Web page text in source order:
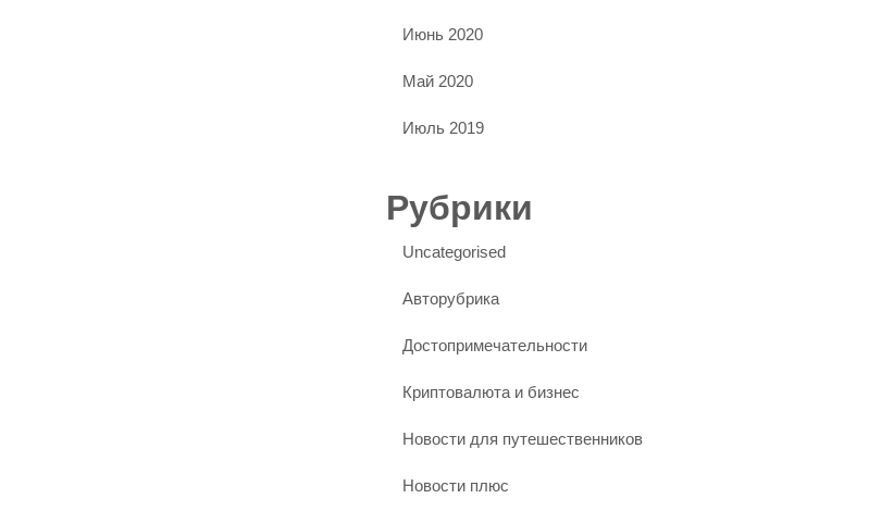
Июнь 2020
Май 2020
Июль 2019
Рубрики
Uncategorised
Авторубрика
Достопримечательности
Криптовалюта и бизнес
Новости для путешественников
Новости плюс